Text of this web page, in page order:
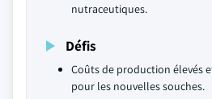
nutraceutiques.
Défis
Coûts de production élevés
pour les nouvelles souches.